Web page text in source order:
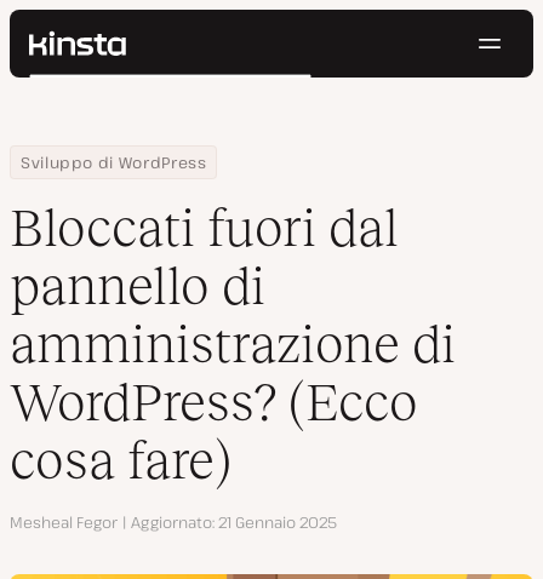
Kinsta®
Prezzi
Contatti
Cerca
Home
Centro Risorse
Blog
Sviluppo di WordPress
Bloccati fuori dal pannello di amministrazione di WordPress?
Bloccati fuori dal
pannello di
amministrazione di
WordPress? (Ecco
cosa fare)
Autore
Mesheal Fegor Aggiornato 21 Gennaio 2025